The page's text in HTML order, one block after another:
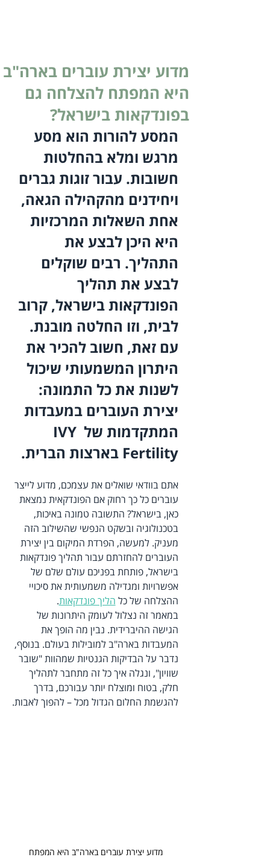
מדוע יצירת עוברים בארה"ב
היא המפתח להצלחה גם
בפונדקאות בישראל?
המסע להורות הוא מסע
מרגש ומלא בהחלטות
חשובות. עבור זוגות גברים
ויחידנים מהקהילה הגאה,
אחת השאלות המרכזיות
היא היכן לבצע את
התהליך. רבים שוקלים
לבצע את תהליך
הפונדקאות בישראל, קרוב
לבית, וזו החלטה מובנת.
עם זאת, חשוב להכיר את
היתרון המשמעותי שיכול
לשנות את כל התמונה:
יצירת העוברים במעבדות
המתקדמות של IVY
Fertility בארצות הברית.
אתם בוודאי שואלים את עצמכם, מדוע לייצר
עוברים כל כך רחוק אם הפונדקאית נמצאת
כאן, בישראל? התשובה טמונה באיכות,
בטכנולוגיה ובשקט הנפשי שהשילוב הזה
מעניק. למעשה, הפרדת המיקום בין יצירת
העוברים להחזרתם עבור תהליך פונדקאות
בישראל, פותחת בפניכם עולם שלם של
אפשרויות ומגדילה משמעותית את סיכויי
ההצלחה של כל הליך פונדקאות.
במאמר זה נצלול לעומק היתרונות של
הגישה ההיברידית. נבין מה הופך את
המעבדות בארה"ב למובילות בעולם. בנוסף,
נדבר על הבדיקות הגנטיות שמהוות "שובר
שוויון", ונגלה איך כל זה מתחבר לתהליך
חלק, בטוח ומוצלח יותר עבורכם, בדרך
להגשמת החלום הגדול מכל – להפוך לאבות.
מדוע יצירת עוברים בארה"ב היא המפתח